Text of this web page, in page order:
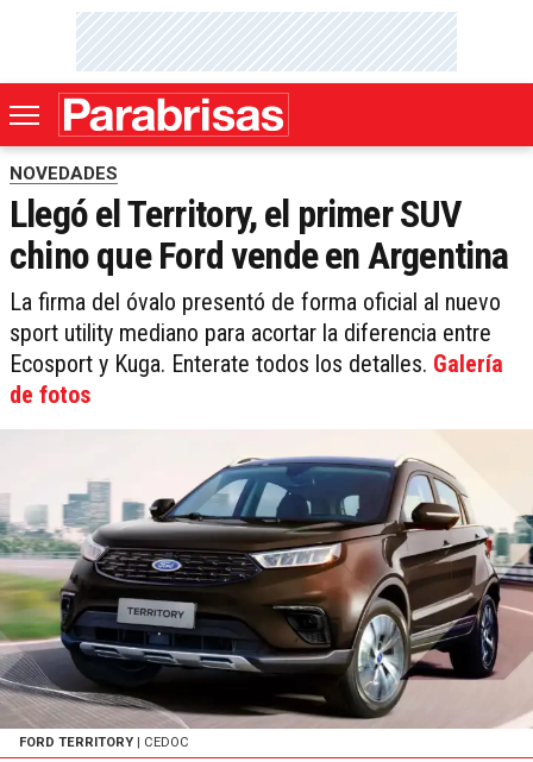
NOVEDADES
Llegó el Territory, el primer SUV
chino que Ford vende en Argentina
La firma del óvalo presentó de forma oficial al nuevo
sport utility mediano para acortar la diferencia entre
Ecosport y Kuga. Enterate todos los detalles. Galería
de fotos
FORD TERRITORY | CEDOC